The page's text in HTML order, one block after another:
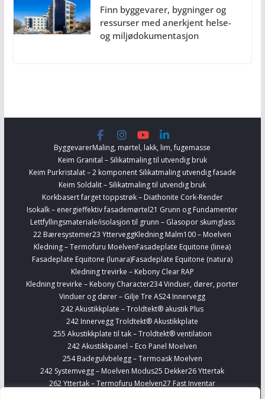
Finn byggevarer, bygninger og
ressurser med anerkjent helse-
og miljødokumentasjon
ByggevarerMaling, mørtel, lakk, lim, fugemasse
Keim Granital – Silikatmaling til utvendig bruk
Keim Purkristalat – 2 komponent Silikatmaling utvendig fasade
Keim Soldalit – Silikatmaling til utvendig bruk
Korkbasert farget toppstrøk – Diathonite Cork-Render
Isokalk – energieffektiv fasademørtel21 Grunn og Fundamenter
Lettfyllingsmateriale/isolasjon til grunn – Glasopor skumglass
22 Bæresystemer23 YtterveggKledning Malm100 – Moelven
Kledning – Termofuru MoelvenFasadeplate Equitone (linea)
Fasadeplate Equitone (lunara)Fasadeplate Equitone (natura)
Kledning trevirke – Kebony Clear RAP
Kledning trevirke – Kebony Character234 Vinduer, dører, porter
Vinduer og dører – Gilje Tre AS24 Innervegg
242 Akustikkplate – Troldtekt® akustik Plus
242 Innervegg Troldtekt® Akustikkplate
255 Akustikkplate til tak – Troldtekt® ventilation
242 Akustikkpanel – Eco Panel Moelven
254 Badegulvbelegg – Termoask Moelven
242 Systemvegg – Moelven Modus25 Dekker26 Yttertak
262 Yttertak – Termofuru Moelven27 Fast Inventar